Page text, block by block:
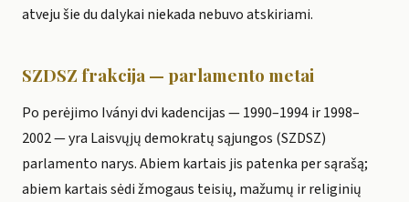
atveju šie du dalykai niekada nebuvo atskiriami.
SZDSZ frakcija — parlamento metai
Po perėjimo Iványi dvi kadencijas — 1990–1994 ir 1998–
2002 — yra Laisvųjų demokratų sąjungos (SZDSZ)
parlamento narys. Abiem kartais jis patenka per sąrašą;
abiem kartais sėdi žmogaus teisių, mažumų ir religinių